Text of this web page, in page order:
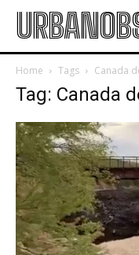
Home Tags Canada
Tag: Canada